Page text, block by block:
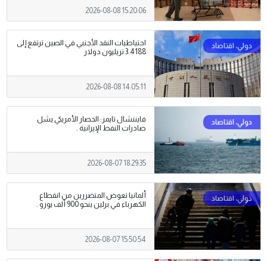
2026-08-08 15:20:06
احتياطيات النقد الأجنبي في الصين ترتفع إلى
3.4188 تريليون دولار
2026-08-08 14:05:11
فايننشال تايمز: الحصار الأمريكي يشل
صادرات النفط الإيرانية .
2026-08-07 18:29:35
ألمانيا تعوض المتضررين من انقطاع
الكهرباء في برلين بنحو 900 ألف يورو .
2026-08-07 15:50:54